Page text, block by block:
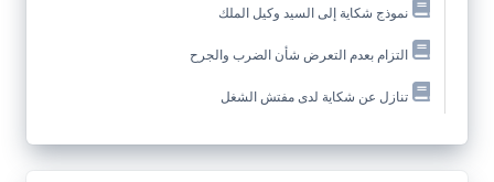
نموذج شكاية إلى السيد وكيل الملك
التزام بعدم التعرض شأن الضرب والجرح
تنازل عن شكاية لدى مفتش الشغل